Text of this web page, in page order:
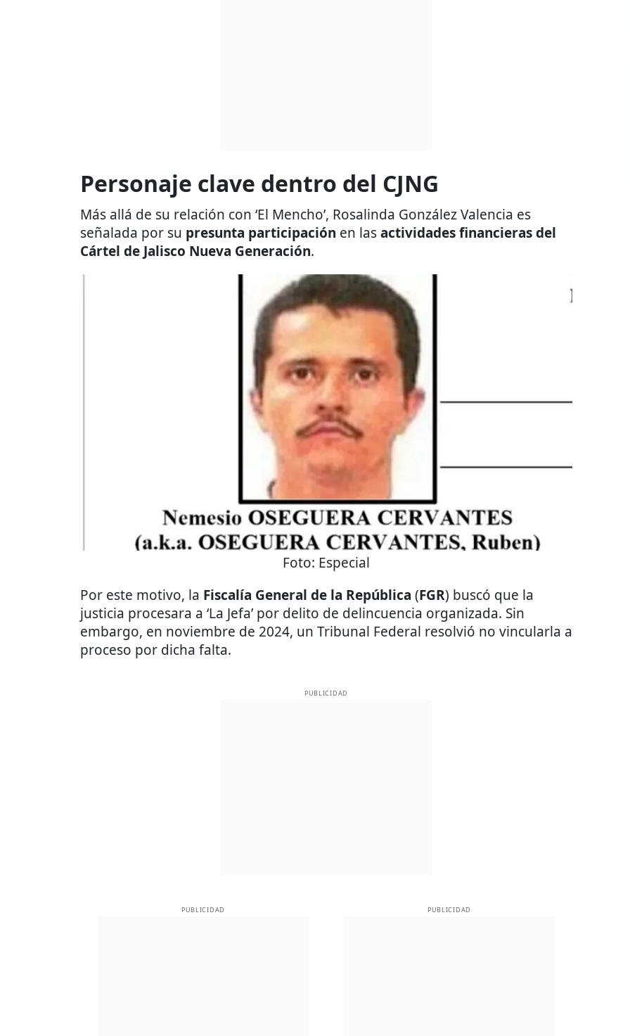
Personaje clave dentro del CJNG
Más allá de su relación con ‘El Mencho’, Rosalinda González Valencia es
señalada por su presunta participación en lasactividades financieras del
Cártel de Jalisco Nueva Generación.
Foto: Especial
Por este motivo, la Fiscalía General de la República (FGR) buscó que la
justicia procesara a ‘La Jefa’ por delito de delincuencia organizada. Sin
embargo, en noviembre de 2024, un Tribunal Federal resolvió no vincularla a
proceso por dicha falta.
PUBLICIDAD
PUBLICIDAD PUBLICIDAD